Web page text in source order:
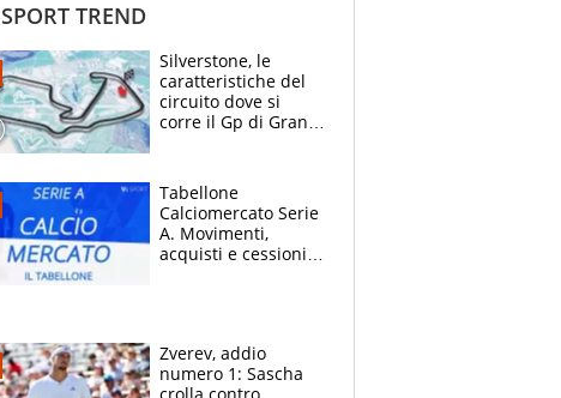
SPORT TREND
Silverstone, le
caratteristiche del
circuito dove si
corre il Gp di Gran
Tabellone
Calciomercato Serie
A. Movimenti,
acquisti e cessioni:
Zverev, addio
numero 1: Sascha